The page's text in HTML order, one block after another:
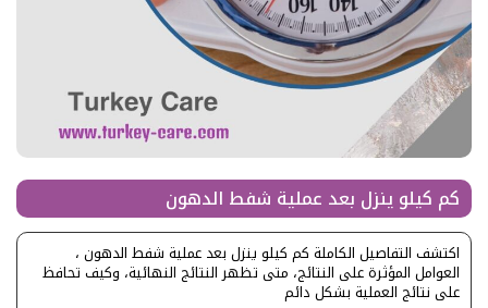
كم كيلو ينزل بعد عملية شفط الدهون
اكتشف التفاصيل الكاملة كم كيلو ينزل بعد عملية شفط الدهون ،
العوامل المؤثرة على النتائج، متى تظهر النتائج النهائية، وكيف تحافظ
على نتائج العملية بشكل دائم